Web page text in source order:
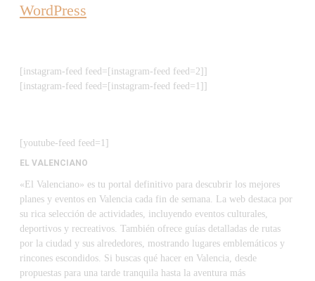
WordPress
[instagram-feed feed=[instagram-feed feed=2]]
[instagram-feed feed=[instagram-feed feed=1]]
[youtube-feed feed=1]
EL VALENCIANO
«El Valenciano» es tu portal definitivo para descubrir los mejores
planes y eventos en Valencia cada fin de semana. La web destaca por
su rica selección de actividades, incluyendo eventos culturales,
deportivos y recreativos. También ofrece guías detalladas de rutas
por la ciudad y sus alrededores, mostrando lugares emblemáticos y
rincones escondidos. Si buscas qué hacer en Valencia, desde
propuestas para una tarde tranquila hasta la aventura más